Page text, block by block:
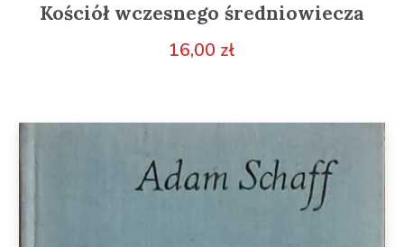
Kościół wczesnego średniowiecza
16,00 zł